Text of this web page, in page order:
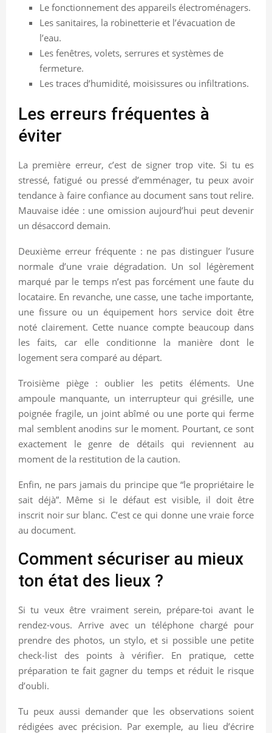
Le fonctionnement des appareils électroménagers.
Les sanitaires, la robinetterie et l’évacuation de
l’eau.
Les fenêtres, volets, serrures et systèmes de
fermeture.
Les traces d’humidité, moisissures ou infiltrations.
Les erreurs fréquentes à
éviter
La première erreur, c’est de signer trop vite. Si tu es
stressé, fatigué ou pressé d’emménager, tu peux avoir
tendance à faire confiance au document sans tout relire.
Mauvaise idée : une omission aujourd’hui peut devenir
un désaccord demain.
Deuxième erreur fréquente : ne pas distinguer l’usure
normale d’une vraie dégradation. Un sol légèrement
marqué par le temps n’est pas forcément une faute du
locataire. En revanche, une casse, une tache importante,
une fissure ou un équipement hors service doit être
noté clairement. Cette nuance compte beaucoup dans
les faits, car elle conditionne la manière dont le
logement sera comparé au départ.
Troisième piège : oublier les petits éléments. Une
ampoule manquante, un interrupteur qui grésille, une
poignée fragile, un joint abîmé ou une porte qui ferme
mal semblent anodins sur le moment. Pourtant, ce sont
exactement le genre de détails qui reviennent au
moment de la restitution de la caution.
Enfin, ne pars jamais du principe que “le propriétaire le
sait déjà”. Même si le défaut est visible, il doit être
inscrit noir sur blanc. C’est ce qui donne une vraie force
au document.
Comment sécuriser au mieux
ton état des lieux ?
Si tu veux être vraiment serein, prépare-toi avant le
rendez-vous. Arrive avec un téléphone chargé pour
prendre des photos, un stylo, et si possible une petite
check-list des points à vérifier. En pratique, cette
préparation te fait gagner du temps et réduit le risque
d’oubli.
Tu peux aussi demander que les observations soient
rédigées avec précision. Par exemple, au lieu d’écrire